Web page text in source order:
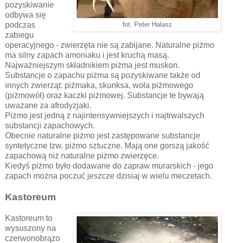
fot. Peter Halasz
pozyskiwanie
odbywa się
podczas
zabiegu
operacyjnego - zwierzęta nie są zabijane. Naturalne piżmo
ma silny zapach amoniaku i jest kruchą masą.
Najważniejszym składnikiem piżma jest muskon.
Substancje o zapachu piżma są pozyskiwane także od
innych zwierząt: piżmaka, skunksa, woła piżmowego
(piżmowół) oraz kaczki piżmowej. Substancje te bywają
uważane za afrodyzjaki.
Piżmo jest jedną z najintensywniejszych i najtrwalszych
substancji zapachowych.
Obecnie naturalne piżmo jest zastępowane substancje
syntetyczne tzw. piżmo sztuczne. Mają one gorszą jakość
zapachową niż naturalne piżmo zwierzęce.
Kiedyś piżmo było dodawane do zapraw murarskich - jego
zapach można poczuć jeszcze dzisiaj w wielu meczetach.
Kastoreum
Kastoreum to
wysuszony na
czerwonobrązo